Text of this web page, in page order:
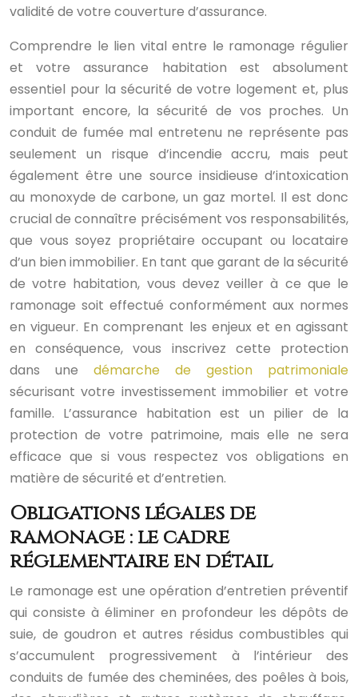
validité de votre couverture d’assurance.
Comprendre le lien vital entre le ramonage régulier
et votre assurance habitation est absolument
essentiel pour la sécurité de votre logement et, plus
important encore, la sécurité de vos proches. Un
conduit de fumée mal entretenu ne représente pas
seulement un risque d’incendie accru, mais peut
également être une source insidieuse d’intoxication
au monoxyde de carbone, un gaz mortel. Il est donc
crucial de connaître précisément vos responsabilités,
que vous soyez propriétaire occupant ou locataire
d’un bien immobilier. En tant que garant de la sécurité
de votre habitation, vous devez veiller à ce que le
ramonage soit effectué conformément aux normes
en vigueur. En comprenant les enjeux et en agissant
en conséquence, vous inscrivez cette protection
dans une démarche de gestion patrimoniale
sécurisant votre investissement immobilier et votre
famille. L’assurance habitation est un pilier de la
protection de votre patrimoine, mais elle ne sera
efficace que si vous respectez vos obligations en
matière de sécurité et d’entretien.
Obligations légales de
ramonage : le cadre
réglementaire en détail
Le ramonage est une opération d’entretien préventif
qui consiste à éliminer en profondeur les dépôts de
suie, de goudron et autres résidus combustibles qui
s’accumulent progressivement à l’intérieur des
conduits de fumée des cheminées, des poêles à bois,